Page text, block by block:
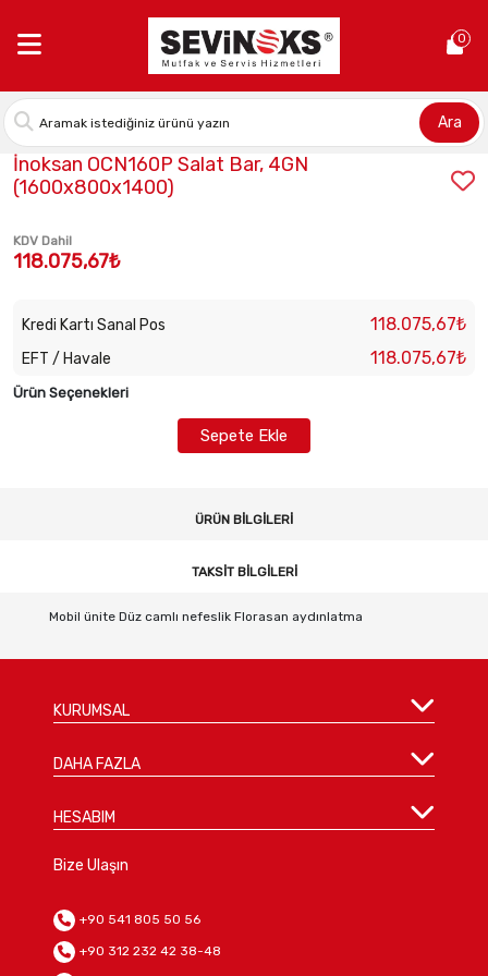
0
Ara
Stok Kodu:INO-OCN160P
İnoksan OCN160P Salat Bar, 4GN
(1600x800x1400)
KDV Dahil
118.075,67₺
Kredi Kartı Sanal Pos 118.075,67₺
EFT / Havale 118.075,67₺
Ürün Seçenekleri
Sepete Ekle
ÜRÜN BILGILERI
TAKSIT BILGILERI
Mobil ünite Düz camlı nefeslik Florasan aydınlatma
KURUMSAL
DAHA FAZLA
HESABIM
Bize Ulaşın
+90 541 805 50 56
+90 312 232 42 38-48